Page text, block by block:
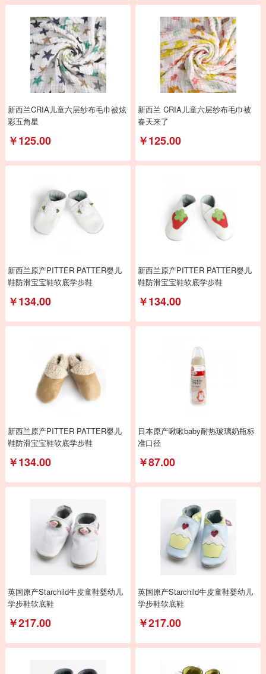
新西兰CRIA儿童六层纱布毛巾被炫
彩五角星
￥125.00
新西兰 CRIA儿童六层纱布毛巾被
春天来了
￥125.00
新西兰原产PITTER PATTER婴儿
鞋防滑宝宝鞋软底学步鞋
￥134.00
新西兰原产PITTER PATTER婴儿
鞋防滑宝宝鞋软底学步鞋
￥134.00
新西兰原产PITTER PATTER婴儿
鞋防滑宝宝鞋软底学步鞋
￥134.00
日本原产啾啾baby耐热玻璃奶瓶标
准口径
￥87.00
英国原产Starchild牛皮童鞋婴幼儿
学步鞋软底鞋
￥217.00
英国原产Starchild牛皮童鞋婴幼儿
学步鞋软底鞋
￥217.00